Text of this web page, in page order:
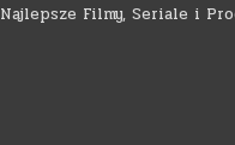
Najlepsze Filmy, Seriale i